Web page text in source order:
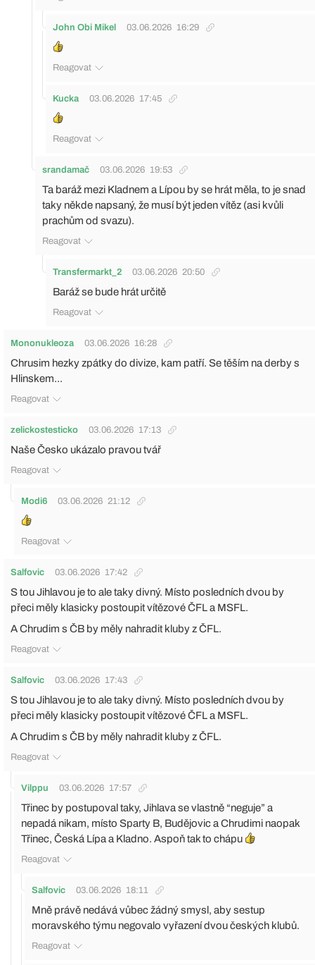
John Obi Mikel 03.06.2026 16:29
Reagovat
Kucka 03.06.2026 17:45
Reagovat
srandamač 03.06.2026 19:53
Ta baráž mezi Kladnem a Lípou by se hrát měla, to je snad
taky někde napsaný, že musí být jeden vítěz (asi kvůli
prachům od svazu).
Reagovat
Transfermarkt_2 03.06.2026 20:50
Baráž se bude hrát určitě
Reagovat
Mononukleoza 03.06.2026 16:28
Chrusim hezky zpátky do divize, kam patří. Se těším na derby s
Hlinskem...
Reagovat
zelickostesticko 03.06.2026 17:13
Naše Česko ukázalo pravou tvář
Reagovat
Modi6 03.06.2026 21:12
Reagovat
Salfovic 03.06.2026 17:42
S tou Jihlavou je to ale taky divný. Místo posledních dvou by
přeci měly klasicky postoupit vítězové ČFL a MSFL.
A Chrudim s ČB by měly nahradit kluby z ČFL.
Reagovat
Salfovic 03.06.2026 17:43
S tou Jihlavou je to ale taky divný. Místo posledních dvou by
přeci měly klasicky postoupit vítězové ČFL a MSFL.
A Chrudim s ČB by měly nahradit kluby z ČFL.
Reagovat
Vilppu 03.06.2026 17:57
Třinec by postupoval taky, Jihlava se vlastně “neguje” a
nepadá nikam, místo Sparty B, Budějovic a Chrudimi naopak
Třinec, Česká Lípa a Kladno. Aspoň tak to chápu
Reagovat
Salfovic 03.06.2026 18:11
Mně právě nedává vůbec žádný smysl, aby sestup
moravského týmu negovalo vyřazení dvou českých klubů.
Reagovat